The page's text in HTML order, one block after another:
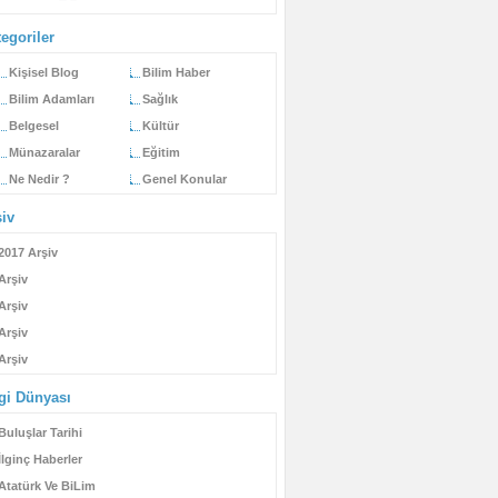
Kişisel Blog
Bilim Adamları
Belgesel
Münazaralar
Ne Nedir ?
Bilim Haber
Sağlık
Kültür
Eğitim
Genel Konular
Arşiv
Dünyası
Tarihi
Haberler
Ve BiLim